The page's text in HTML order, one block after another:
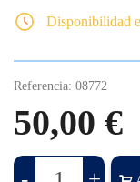
Disponibilidad
Referencia: 08772
50,00 €